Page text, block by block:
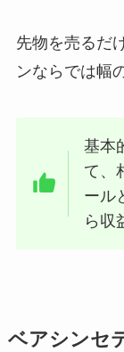
先物を売るだ
ンならでは幅
基本
て、
ール
ら収
ベアシンセ